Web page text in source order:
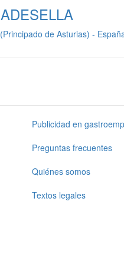
de Asturias) -
Publicidad en
Preguntas frecuentes
Quiénes somos
Textos legales